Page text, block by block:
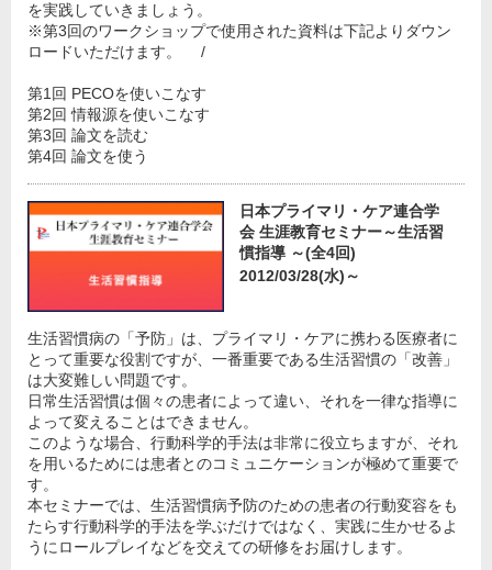
を実践していきましょう。
※第3回のワークショップで使用された資料は下記よりダウン
ロードいただけます。 /
第1回 PECOを使いこなす
第2回 情報源を使いこなす
第3回 論文を読む
第4回 論文を使う
日本プライマリ・ケア連合学
会 生涯教育セミナー～生活習
慣指導 ～(全4回)
2012/03/28(水)～
生活習慣病の「予防」は、プライマリ・ケアに携わる医療者に
とって重要な役割ですが、一番重要である生活習慣の「改善」
は大変難しい問題です。
日常生活習慣は個々の患者によって違い、それを一律な指導に
よって変えることはできません。
このような場合、行動科学的手法は非常に役立ちますが、それ
を用いるためには患者とのコミュニケーションが極めて重要で
す。
本セミナーでは、生活習慣病予防のための患者の行動変容をも
たらす行動科学的手法を学ぶだけではなく、実践に生かせるよ
うにロールプレイなどを交えての研修をお届けします。